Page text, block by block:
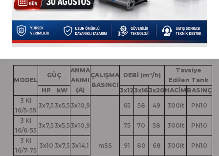
TEK POMPA EĞRİSİDİR...
MODEL
GÜÇ
ANMA
AKIMI
(A)
ÇALIŞMA
BASINCI
DEBİ (m³/h)
Tavsiye
Edilen Tank
HP
kW 3x12 3x16 3x20 HACİM BASINÇ
3 KI
16/5-55
3x7,53x5,53x10,9
mSS
65 58 49 300lt PN10
3 KI
16/6-55
3x7,53x5,53x10,9 75 70 58 300lt PN10
3 KI
16/7-75
3x10 3x7,5 3x14,1 91 80 68 300lt PN10